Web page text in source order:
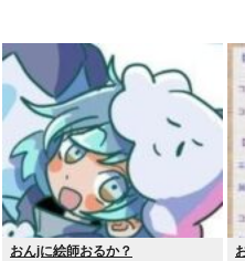
おんjに絵師おるか？